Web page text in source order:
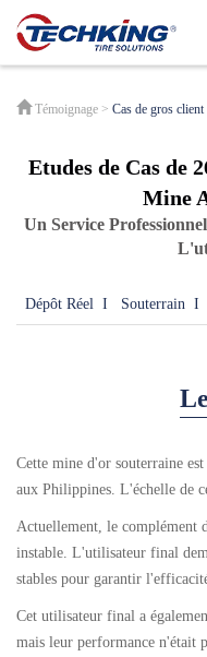
Notre Entreprise
Philosophie d'entreprise
Modèle d'affaires
Message du PDG
Nos empreintes
Pneus génie civil
Par catégorie
Pneus bus et camion
Témoignage > Cas de gros client
Etudes de Cas de
Mine
Un Service
Dépôt Réel I Souterrain I
Cette mine d'or souterraine
aux Philippines. L'échelle de
Actuellement, le complément
instable. L'utilisateur final
stables pour garantir
Cet utilisateur final a
mais leur performance n'était